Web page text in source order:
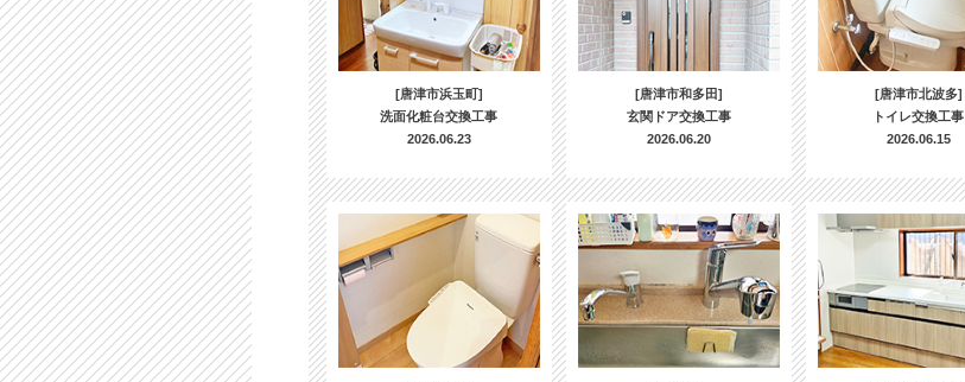
[唐津市浜玉町]
洗面化粧台交換工事
2026.06.23
[唐津市和多田]
玄関ドア交換工事
2026.06.20
[唐津市北波多]
トイレ交換工事
2026.06.15